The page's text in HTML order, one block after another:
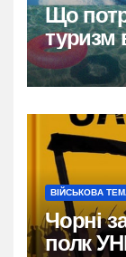
Що
туризм
ВІЙСЬКОВА
Чорні
полк